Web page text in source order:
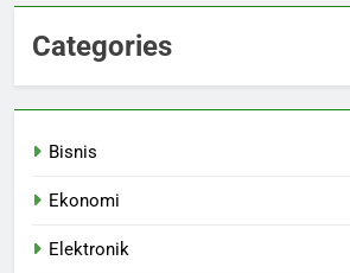
Categories
Bisnis
Ekonomi
Elektronik